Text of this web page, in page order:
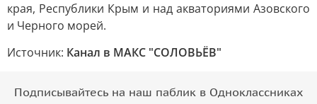
края, Республики Крым и над акваториями Азовского
и Черного морей.
Источник: Канал в МАКС "СОЛОВЬЁВ"
Подписывайтесь на наш паблик в Одноклассниках